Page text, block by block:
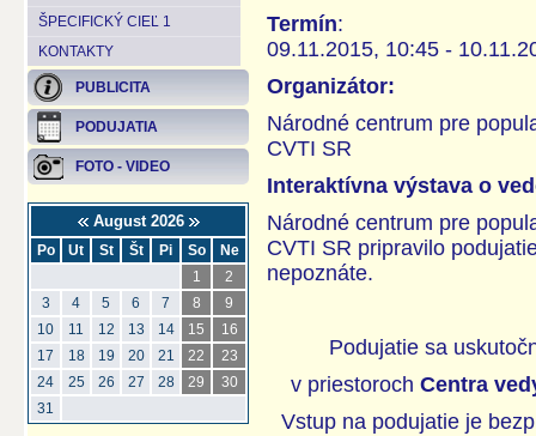
ŠPECIFICKÝ CIEĽ 1
KONTAKTY
PUBLICITA
PODUJATIA
FOTO - VIDEO
August 2026
Po Ut St Št Pi So
Ne
1
2
3
4 5 6 7 8
9
10
11 12 13 14 15
16
17
18 19 20 21 22
23
24
25 26 27 28 29
30
31
Termín:
09.11.2015, 10:45 -
Organizátor:
Národné centrum pre
CVTI SR
Interaktívna výstava o
Národné centrum pre
CVTI SR pripravilo
nepoznáte.
Podujatie sa
v priestoroch Centra
Vstup na podujatie je